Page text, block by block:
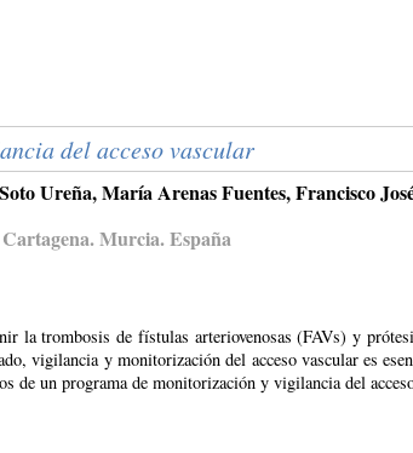
del acceso vascular
Ureña, María Arenas Fuentes, Francisco
Murcia. España
la trombosis de fístulas arteriovenosas (FAVs) y
vigilancia y monitorización del acceso vascular es
de un programa de monitorización y vigilancia del